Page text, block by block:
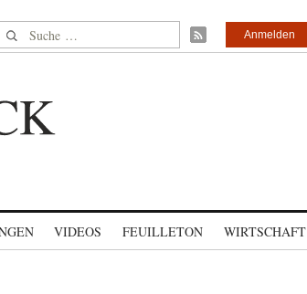
Suche nach: Anmelden
VIDEOS FEUILLETON WIRTSCHAFT